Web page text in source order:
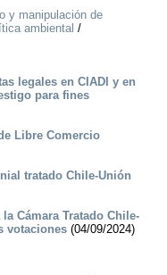
y manipulación de
ambiental /
legales en CIADI y en
para fines
Libre Comercio
tratado Chile-Unión
Cámara Tratado Chile-
votaciones (04/09/2024)